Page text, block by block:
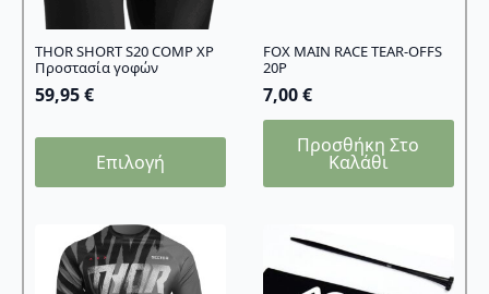
THOR SHORT S20 COMP XP
Προστασία γοφών
59,95€
Επιλογή
πολλαπλές
παραλλαγές.
FOX MAIN RACE TEAR-OFFS
20P
7,00€
Προσθήκη Στο
Καλάθι